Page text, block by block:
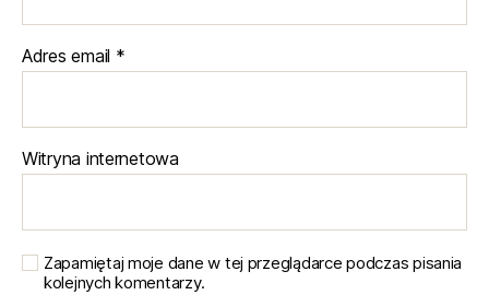
Adres email *
Witryna internetowa
Zapamiętaj moje dane w tej przeglądarce podczas pisania
kolejnych komentarzy.